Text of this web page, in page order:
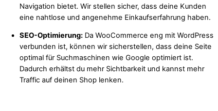
Navigation bietet. Wir stellen sicher, dass deine Kunden
eine nahtlose und angenehme Einkaufserfahrung haben.
SEO-Optimierung: Da WooCommerce eng mit WordPress
verbunden ist, können wir sicherstellen, dass deine Seite
optimal für Suchmaschinen wie Google optimiert ist.
Dadurch erhältst du mehr Sichtbarkeit und kannst mehr
Traffic auf deinen Shop lenken.